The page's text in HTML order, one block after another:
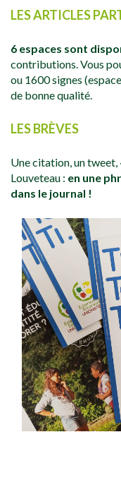
LES ARTICLES
6 espaces sont
contributions. Vous
ou 1600 signes
de bonne qualité.
LES BRÈVES
Une citation, un tweet,
Louveteau : en une
dans le journal !